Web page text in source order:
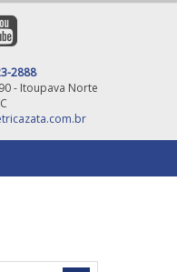
2888
- Itoupava Norte